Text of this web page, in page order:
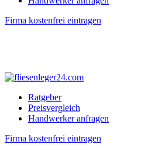
Firma kostenfrei eintragen
Ratgeber
Preisvergleich
Handwerker anfragen
Firma kostenfrei eintragen